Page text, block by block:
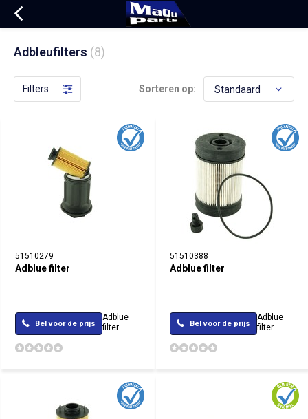
Adbleufilters (8)
Filters Sorteren op:
51510279
Adblue filter
Bel voor de prijs
Adblue
filter
51510388
Adblue filter
Bel voor de prijs
Adblue
filter